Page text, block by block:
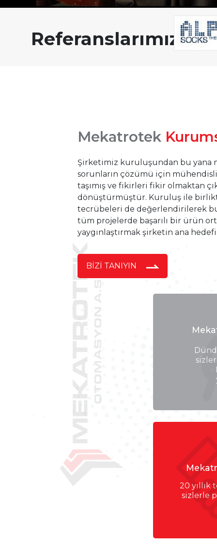
ROBOTİK UYGULAMALAR
PALET GİYDİRME
Referanslarımız
Mekatrotek
Şirketimiz kuruluşundan bu yana
sorunların çözümü için
taşımış ve fikirleri fikir olmaktan
dönüştürmüştür. Kuruluş ile
tecrübeleri de değerlendirilerek
tüm projelerde başarılı bir ürün
yaygınlaştırmak şirketin ana
BİZİ TANIYIN
20 yıllık
sizlerle